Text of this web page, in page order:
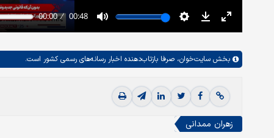
بخش سایت‌خوان، صرفا بازتاب‌دهنده اخبار رسانه‌های رسمی کشور است.
زهران ممدانی